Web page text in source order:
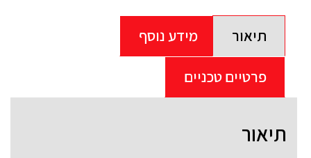
תיאור מידע נוסף
פרטיים טכניים
תיאור